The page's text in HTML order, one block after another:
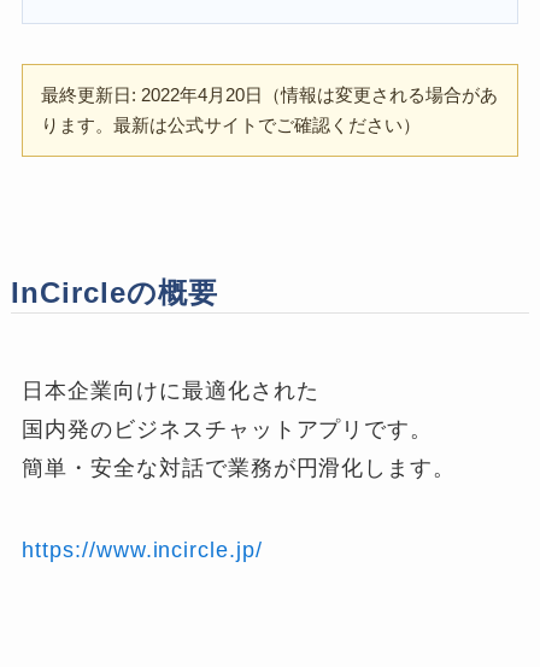
最終更新日: 2022年4月20日（情報は変更される場合があ
ります。最新は公式サイトでご確認ください）
InCircleの概要
日本企業向けに最適化された
国内発のビジネスチャットアプリです。
簡単・安全な対話で業務が円滑化します。
https://www.incircle.jp/